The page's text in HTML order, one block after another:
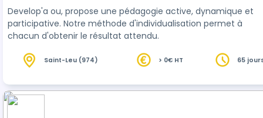
Develop'a ou, propose une pédagogie active, dynamique et
participative. Notre méthode d'individualisation permet à
chacun d'obtenir le résultat attendu.
Saint-Leu (974) > 0€ HT
65